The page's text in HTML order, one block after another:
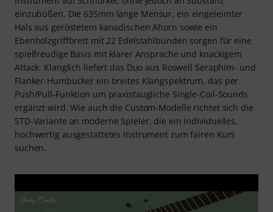
Die Harley Benton Agufish STD Signature BK ist die
schlichteste Variante der aktuellen Hunter-Engel-Modelle
und genau darin liegt ihre Stärke. Mit einem
gewichtsreduzierten Nyatoh-Korpus, einer gewölbten
Ahorndecke und einem mattschwarzen Finish verzichtet das
Instrument auf Schnörkel, ohne jedoch an Substanz
einzubüßen. Die 635mm lange Mensur, ein eingeleimter
Hals aus geröstetem kanadischen Ahorn sowie ein
Ebenholzgriffbrett mit 22 Edelstahlbünden sorgen für eine
spielfreudige Basis mit klarer Ansprache und knackigem
Attack. Klanglich liefert das Duo aus Roswell Seraphim- und
Push/Pull-Funktion um praxistaugliche Single-Coil-Sounds
ergänzt wird. Wie auch die Custom-Modelle richtet sich die
STD-Variante an moderne Spieler, die ein individuelles,